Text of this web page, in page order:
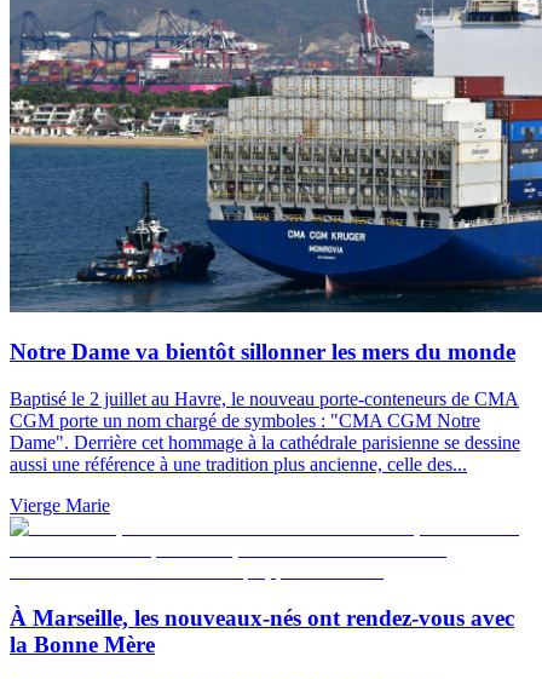
Notre Dame va bientôt sillonner les mers du monde
Baptisé le 2 juillet au Havre, le nouveau porte-conteneurs de CMA
CGM porte un nom chargé de symboles : "CMA CGM Notre
Dame". Derrière cet hommage à la cathédrale parisienne se dessine
aussi une référence à une tradition plus ancienne, celle des...
Vierge Marie
À Marseille, les nouveaux-nés ont rendez-vous avec
la Bonne Mère